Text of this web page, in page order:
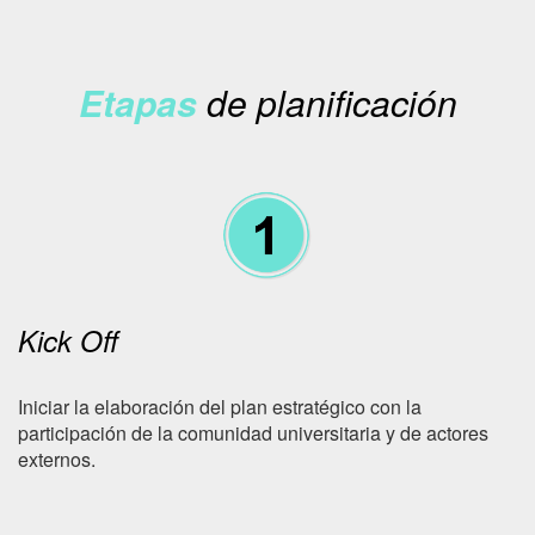
Etapasde planificación
Kick Off
Iniciar la elaboración del plan estratégico con la
participación de la comunidad universitaria y de actores
externos.